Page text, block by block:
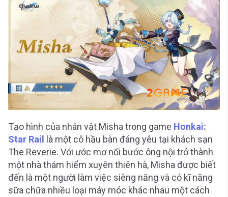
Tạo hình của nhân vật Misha trong game Honkai:
Star Rail
là một cô hầu bàn đáng yêu tại khách sạn
The Reverie. Với ước mơ nối bước ông nội trở thành
một nhà thám hiểm xuyên thiên hà, Misha được biết
đến là một người làm việc siêng năng và có kĩ năng
sữa chữa nhiều loại máy móc khác nhau một cách